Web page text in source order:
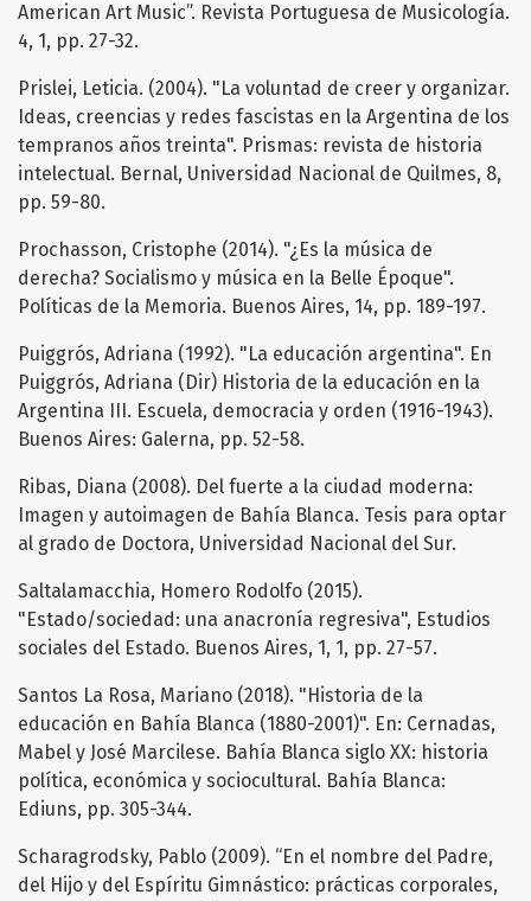
American Art Music”. Revista Portuguesa de Musicología.
4, 1, pp. 27-32.
Prislei, Leticia. (2004). "La voluntad de creer y organizar.
Ideas, creencias y redes fascistas en la Argentina de los
tempranos años treinta". Prismas: revista de historia
intelectual. Bernal, Universidad Nacional de Quilmes, 8,
pp. 59-80.
Prochasson, Cristophe (2014). "¿Es la música de
derecha? Socialismo y música en la Belle Époque".
Políticas de la Memoria. Buenos Aires, 14, pp. 189-197.
Puiggrós, Adriana (1992). "La educación argentina". En
Puiggrós, Adriana (Dir) Historia de la educación en la
Argentina III. Escuela, democracia y orden (1916-1943).
Buenos Aires: Galerna, pp. 52-58.
Ribas, Diana (2008). Del fuerte a la ciudad moderna:
Imagen y autoimagen de Bahía Blanca. Tesis para optar
al grado de Doctora, Universidad Nacional del Sur.
Saltalamacchia, Homero Rodolfo (2015).
"Estado/sociedad: una anacronía regresiva", Estudios
sociales del Estado. Buenos Aires, 1, 1, pp. 27-57.
Santos La Rosa, Mariano (2018). "Historia de la
educación en Bahía Blanca (1880-2001)". En: Cernadas,
Mabel y José Marcilese. Bahía Blanca siglo XX: historia
política, económica y sociocultural. Bahía Blanca:
Ediuns, pp. 305-344.
Scharagrodsky, Pablo (2009). “En el nombre del Padre,
del Hijo y del Espíritu Gimnástico: prácticas corporales,